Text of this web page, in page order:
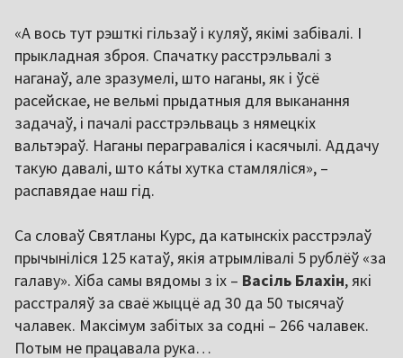
«А вось тут рэшткі гільзаў і куляў, якімі забівалі. І
прыкладная зброя. Спачатку расстрэльвалі з
наганаў, але зразумелі, што наганы, як і ўсё
расейскае, не вельмі прыдатныя для выканання
задачаў, і пачалі расстрэльваць з нямецкіх
вальтэраў. Наганы пераграваліся і касячылі. Аддачу
такую давалі, што ка́ты хутка стамляліся», –
распавядае наш гід.
Са словаў Святланы Курс, да катынскіх расстрэлаў
прычыніліся 125 катаў, якія атрымлівалі 5 рублёў «за
галаву». Хіба самы вядомы з іх – Васіль Блахін, які
расстраляў за сваё жыццё ад 30 да 50 тысячаў
чалавек. Максімум забітых за содні – 266 чалавек.
Потым не працавала рука…